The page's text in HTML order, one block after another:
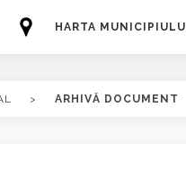
HARTA MUNICIPIULUI
> ARHIVĂ DOCUMENT